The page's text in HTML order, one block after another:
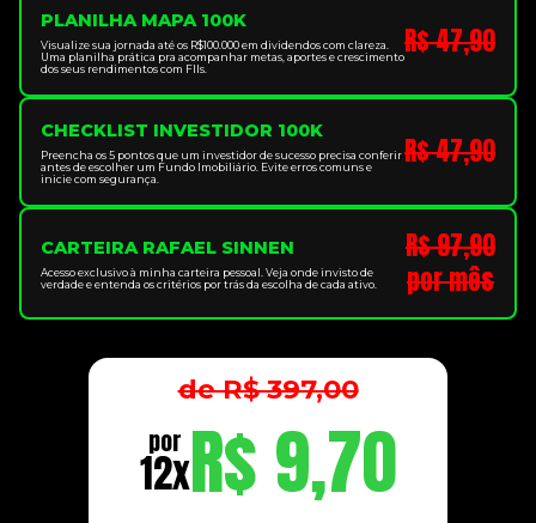
PLANILHA MAPA 100K
Visualize sua jornada até os R$100.000 em dividendos com clareza.
Uma planilha prática pra acompanhar metas, aportes e crescimento
dos seus rendimentos com FIIs.
R$ 47,90
CHECKLIST INVESTIDOR 100K
Preencha os 5 pontos que um investidor de sucesso precisa conferir
antes de escolher um Fundo Imobiliário. Evite erros comuns e
inicie com segurança.
R$ 47,90
CARTEIRA RAFAEL SINNEN
Acesso exclusivo à minha carteira pessoal. Veja onde invisto de
verdade e entenda os critérios por trás da escolha de cada ativo.
R$ 97,90
por mês
de R$ 397,00
por
12xR$ 9,70